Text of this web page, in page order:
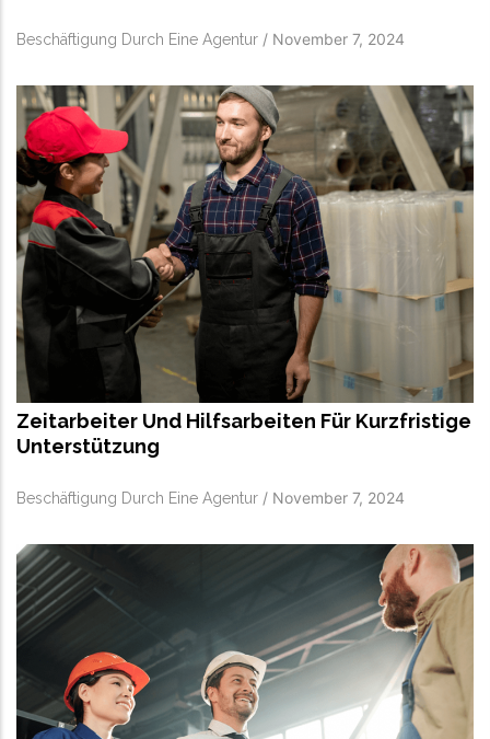
Beschäftigung Durch Eine Agentur / November 7, 2024
Zeitarbeiter Und Hilfsarbeiten Für Kurzfristige
Unterstützung
Beschäftigung Durch Eine Agentur / November 7, 2024